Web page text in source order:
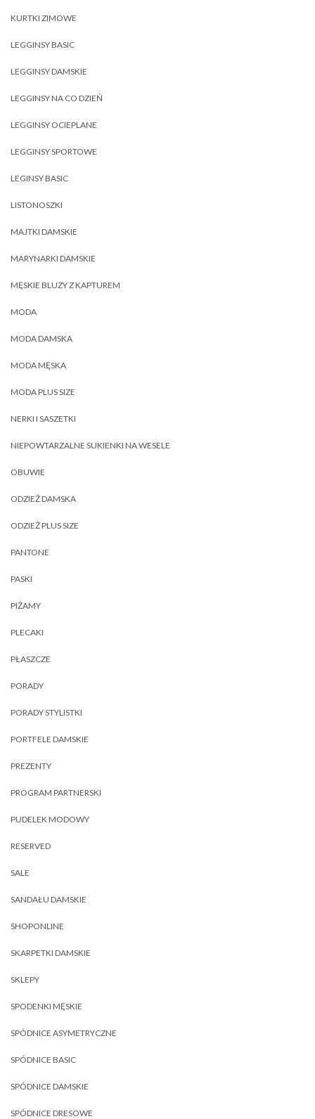
KURTKI ZIMOWE
LEGGINSY BASIC
LEGGINSY DAMSKIE
LEGGINSY NA CO DZIEŃ
LEGGINSY OCIEPLANE
LEGGINSY SPORTOWE
LEGINSY BASIC
LISTONOSZKI
MAJTKI DAMSKIE
MARYNARKI DAMSKIE
MĘSKIE BLUZY Z KAPTUREM
MODA
MODA DAMSKA
MODA MĘSKA
MODA PLUS SIZE
NERKI I SASZETKI
NIEPOWTARZALNE SUKIENKI NA WESELE
OBUWIE
ODZIEŻ DAMSKA
ODZIEŻ PLUS SIZE
PANTONE
PASKI
PIŻAMY
PLECAKI
PŁASZCZE
PORADY
PORADY STYLISTKI
PORTFELE DAMSKIE
PREZENTY
PROGRAM PARTNERSKI
PUDELEK MODOWY
RESERVED
SALE
SANDAŁU DAMSKIE
SHOPONLINE
SKARPETKI DAMSKIE
SKLEPY
SPODENKI MĘSKIE
SPÓDNICE ASYMETRYCZNE
SPÓDNICE BASIC
SPÓDNICE DAMSKIE
SPÓDNICE DRESOWE